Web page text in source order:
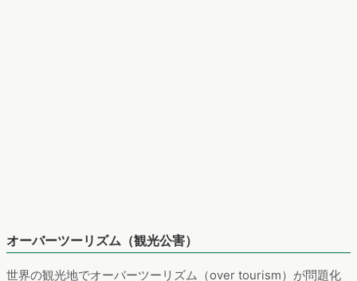
オーバーツーリズム（観光公害）
世界の観光地でオーバーツーリズム（over tourism）が問題化